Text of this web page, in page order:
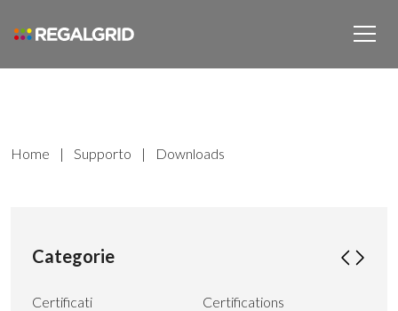
Home | Supporto | Downloads
Categorie
Certificati Certifications